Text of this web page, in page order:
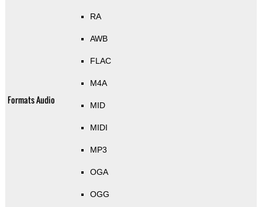
Formats Audio
RA
AWB
FLAC
M4A
MID
MIDI
MP3
OGA
OGG